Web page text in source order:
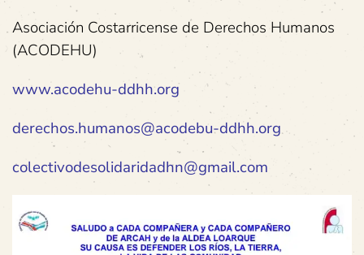
Asociación Costarricense de Derechos Humanos
(ACODEHU)
www.acodehu-ddhh.org
derechos.humanos@acodebu-ddhh.org
colectivodesolidaridadhn@gmail.com